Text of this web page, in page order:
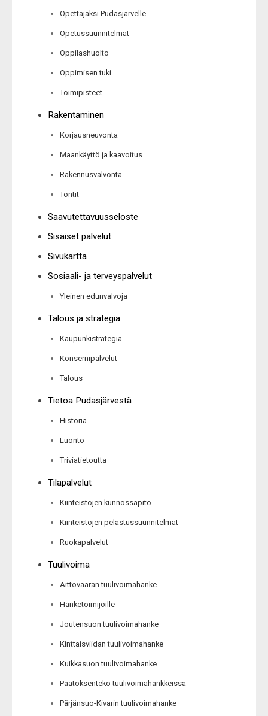
Opettajaksi Pudasjärvelle
Opetussuunnitelmat
Oppilashuolto
Oppimisen tuki
Toimipisteet
Rakentaminen
Korjausneuvonta
Maankäyttö ja kaavoitus
Rakennusvalvonta
Tontit
Saavutettavuusseloste
Sisäiset palvelut
Sivukartta
Sosiaali- ja terveyspalvelut
Yleinen edunvalvoja
Talous ja strategia
Kaupunkistrategia
Konsernipalvelut
Talous
Tietoa Pudasjärvestä
Historia
Luonto
Triviatietoutta
Tilapalvelut
Kiinteistöjen kunnossapito
Kiinteistöjen pelastussuunnitelmat
Ruokapalvelut
Tuulivoima
Aittovaaran tuulivoimahanke
Hanketoimijoille
Joutensuon tuulivoimahanke
Kinttaisviidan tuulivoimahanke
Kuikkasuon tuulivoimahanke
Päätöksenteko tuulivoimahankkeissa
Pärjänsuo-Kivarin tuulivoimahanke